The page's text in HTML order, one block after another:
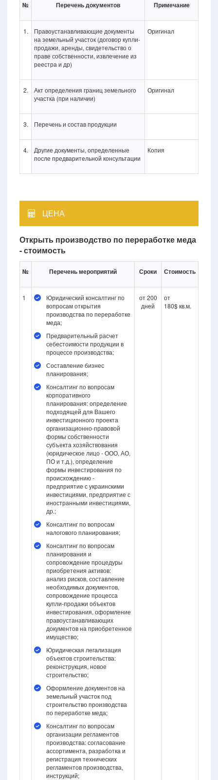
№ Перечень документов Примечание
1.
Правоустанавливающие документы
на земельный участок (договор купли-
продажи, аренды, свидетельство о
праве собственности, извлечение из
реестра и др)
Оригинал
2.
Акт определения границ земельного
участка (при наличии)
Оригинал
3. Перечень и состав продукции
4.
Другие документы, определенные
после предварительной консультации
Копия
ЦЕНА
Открыть производство по переработке меда
- стоимость
№ Перечень мероприятий Сроки Стоимость
1
Юридический консалтинг по
вопросам открытия
производства по переработке
меда;
Предварительный расчет
себестоимости продукции в
процессе производства;
Составление бизнес
планирования;
Консалтинг по вопросам
корпоративного
планирования: определение
подходящей для Вашего
инвестиционного проекта
организационно-правовой
формы собственности
субъекта хозяйствования
(юридическое лицо - ООО, АО,
ПО и т.д.), определение
формы инвестирования по
происхождению -
предприятие с украинскими
инвестициями, предприятие с
иностранными инвестициями,
др.;
Консалтинг по вопросам
налогового планирования;
Консалтинг по вопросам
планирования и
сопровождение процедуры
приобретения активов:
анализ рисков, составление
необходимых документов,
сопровождение процесса
купли-продажи объектов
инвестирования, оформление
правоустанавливающих
документов на приобретенное
имущество;
Юридическая легализация
объектов строительства:
реконструкция, новое
строительство;
Оформление документов на
земельный участок под
строительство производства
по переработке меда;
Консалтинг по вопросам
организации регламентов
производства: согласование
ассортимента, разработка и
регистрация технических
регламентов производства,
инструкций;
от 200
дней
от
180$ кв.м.